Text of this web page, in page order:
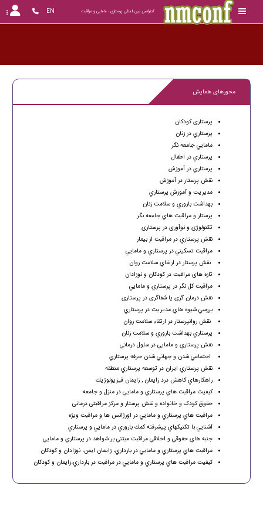
کنفرانس بین المللی پرستاری ، مامایی و مراقبت EN
محورهای همایش
پرستاری کودکان
پرستاري در زنان
مامايي جامعه نگر
پرستاري در اطفال
پرستاري در آموزش
نقش پرستار در آموزش
مديريت و آموزش پرستاري
بهداشت باروري و سلامت زنان
پرستار و مراقبت هاي جامعه نگر
تکنولوژی و نوآوری در پرستاری
نقش پرستاري در مراقبت از بيمار
مراقبت تسكيني در پرستاري و مامايي
نقش پرستار در ارتقاي سلامت روان
تازه های مراقبت در کودکان و نوزادان
مراقبت كل نگر در پرستاري و مامايي
نقش درمان گری یا شفاگری در پرستاری
بررسي شيوه هاي مديريت در پرستاري
نقش روانپرستار در ارتقاء سلامت روان
پرستاري بهداشت باروري و سلامت زنان
نقش پرستاري و مامايي در سلول درماني
اجتماعي شدن و جهاني شدن حرفه پرستاري
نقش پرستاري ايران در توسعه پرستاري منطقه
راهكارهاي كاهش درد زايمان , زايمان فيزيولوژيك
كيفيت مراقبت هاي پرستاري و مامايي در منزل و جامعه
حقوق کودک و خانواده و نقش پرستار و مرکز مراقبتی درمانی
مراقبت هاي پرستاري و مامايي در اورژانس ها و مراقبت ويژه
آشنايي با تكنيكهاي پيشرفته كمك باروري در مامايي و پرستاري
جنبه هاي حقوقي و اخلاقي مراقبت مبتني بر شواهد در پرستاري و مامايي
مراقبت هاي پرستاري و مامايي در بارداري، زايمان ايمن، نوزادان و كودكان
كيفيت مراقبت هاي پرستاري و مامايي در مراقبت در بارداري،زايمان و كودكان